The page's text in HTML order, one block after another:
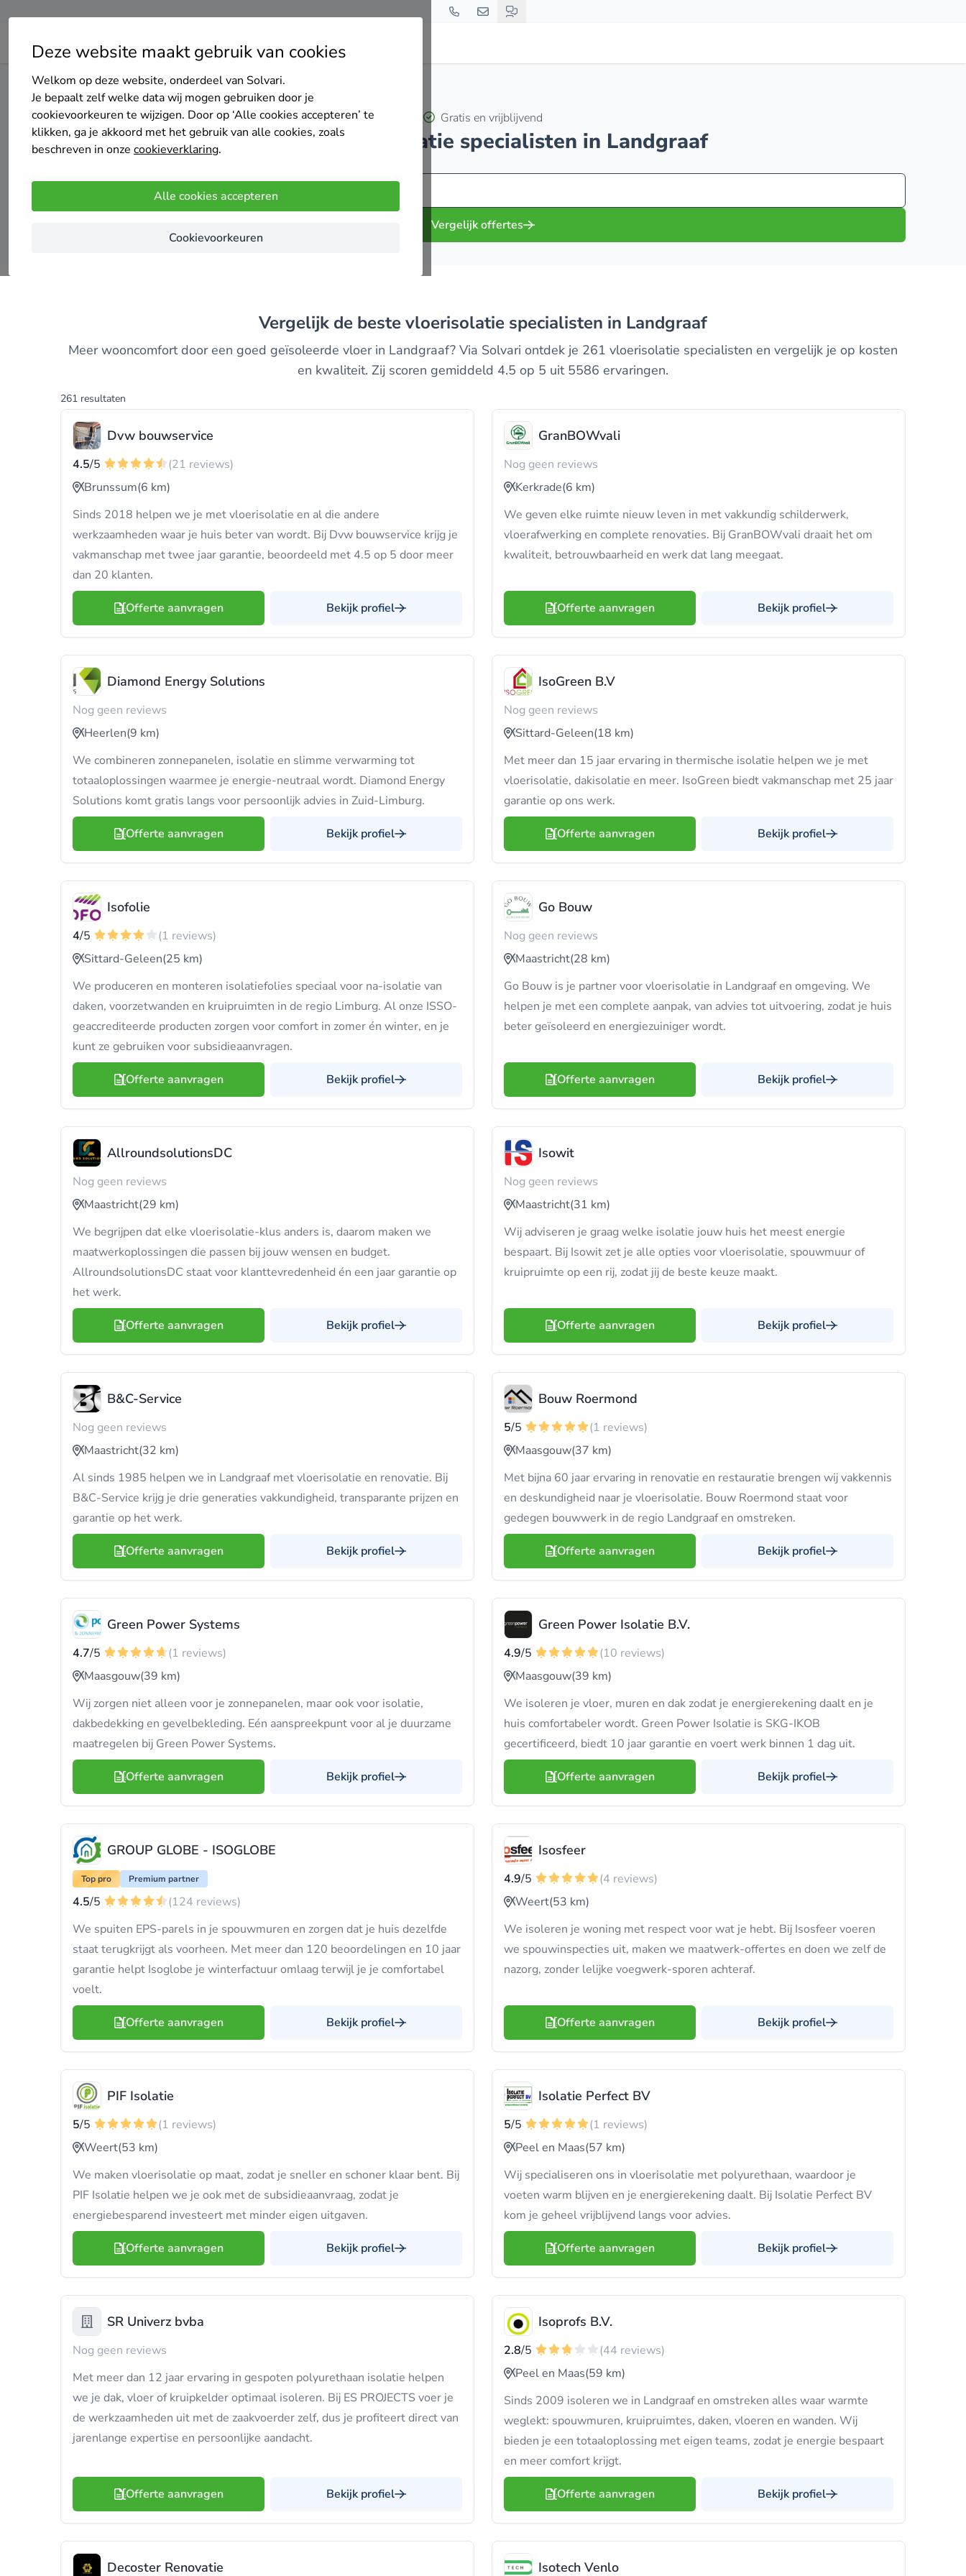
Deze website maakt gebruik van cookies
Welkom op deze website, onderdeel van Solvari.
Je bepaalt zelf welke data wij mogen gebruiken door je
cookievoorkeuren te wijzigen. Door op ‘Alle cookies accepteren’ te
klikken, ga je akkoord met het gebruik van alle cookies, zoals
beschreven in onze cookieverklaring.
Alle cookies accepteren
Cookievoorkeuren
Home Vloerisolatie Limburg Landgraaf
Gratis en vrijblijvend
Top 20 vloerisolatie specialisten in Landgraaf
Vergelijk offertes
Vergelijk de beste vloerisolatie specialisten in Landgraaf
Meer wooncomfort door een goed geïsoleerde vloer in Landgraaf? Via Solvari ontdek je 261 vloerisolatie specialisten en vergelijk je op kosten
en kwaliteit. Zij scoren gemiddeld 4.5 op 5 uit 5586 ervaringen.
261 resultaten
Dvw bouwservice
4.5/5
(21 reviews)
Brunssum(6 km)
Sinds 2018 helpen we je met vloerisolatie en al die andere
werkzaamheden waar je huis beter van wordt. Bij Dvw bouwservice krijg je
vakmanschap met twee jaar garantie, beoordeeld met 4.5 op 5 door meer
dan 20 klanten.
Offerte aanvragen Bekijk profiel
GranBOWvali
Nog geen reviews
Kerkrade(6 km)
We geven elke ruimte nieuw leven in met vakkundig schilderwerk,
vloerafwerking en complete renovaties. Bij GranBOWvali draait het om
kwaliteit, betrouwbaarheid en werk dat lang meegaat.
Offerte aanvragen Bekijk profiel
Diamond Energy Solutions
Nog geen reviews
Heerlen(9 km)
We combineren zonnepanelen, isolatie en slimme verwarming tot
totaaloplossingen waarmee je energie-neutraal wordt. Diamond Energy
Solutions komt gratis langs voor persoonlijk advies in Zuid-Limburg.
Offerte aanvragen Bekijk profiel
IsoGreen B.V
Nog geen reviews
Sittard-Geleen(18 km)
Met meer dan 15 jaar ervaring in thermische isolatie helpen we je met
vloerisolatie, dakisolatie en meer. IsoGreen biedt vakmanschap met 25 jaar
garantie op ons werk.
Offerte aanvragen Bekijk profiel
Isofolie
4/5
(1 reviews)
Sittard-Geleen(25 km)
We produceren en monteren isolatiefolies speciaal voor na-isolatie van
daken, voorzetwanden en kruipruimten in de regio Limburg. Al onze ISSO-
geaccrediteerde producten zorgen voor comfort in zomer én winter, en je
kunt ze gebruiken voor subsidieaanvragen.
Offerte aanvragen Bekijk profiel
Go Bouw
Nog geen reviews
Maastricht(28 km)
Go Bouw is je partner voor vloerisolatie in Landgraaf en omgeving. We
helpen je met een complete aanpak, van advies tot uitvoering, zodat je huis
beter geïsoleerd en energiezuiniger wordt.
Offerte aanvragen Bekijk profiel
AllroundsolutionsDC
Nog geen reviews
Maastricht(29 km)
We begrijpen dat elke vloerisolatie-klus anders is, daarom maken we
maatwerkoplossingen die passen bij jouw wensen en budget.
AllroundsolutionsDC staat voor klanttevredenheid én een jaar garantie op
het werk.
Offerte aanvragen Bekijk profiel
Isowit
Nog geen reviews
Maastricht(31 km)
Wij adviseren je graag welke isolatie jouw huis het meest energie
bespaart. Bij Isowit zet je alle opties voor vloerisolatie, spouwmuur of
kruipruimte op een rij, zodat jij de beste keuze maakt.
Offerte aanvragen Bekijk profiel
B&C-Service
Nog geen reviews
Maastricht(32 km)
Al sinds 1985 helpen we in Landgraaf met vloerisolatie en renovatie. Bij
B&C-Service krijg je drie generaties vakkundigheid, transparante prijzen en
garantie op het werk.
Offerte aanvragen Bekijk profiel
Bouw Roermond
5/5
(1 reviews)
Maasgouw(37 km)
Met bijna 60 jaar ervaring in renovatie en restauratie brengen wij vakkennis
en deskundigheid naar je vloerisolatie. Bouw Roermond staat voor
gedegen bouwwerk in de regio Landgraaf en omstreken.
Offerte aanvragen Bekijk profiel
Green Power Systems
4.7/5
(1 reviews)
Maasgouw(39 km)
Wij zorgen niet alleen voor je zonnepanelen, maar ook voor isolatie,
dakbedekking en gevelbekleding. Eén aanspreekpunt voor al je duurzame
maatregelen bij Green Power Systems.
Offerte aanvragen Bekijk profiel
Green Power Isolatie B.V.
4.9/5
(10 reviews)
Maasgouw(39 km)
We isoleren je vloer, muren en dak zodat je energierekening daalt en je
huis comfortabeler wordt. Green Power Isolatie is SKG-IKOB
gecertificeerd, biedt 10 jaar garantie en voert werk binnen 1 dag uit.
Offerte aanvragen Bekijk profiel
GROUP GLOBE - ISOGLOBE
Top pro Premium partner
4.5/5
(124 reviews)
We spuiten EPS-parels in je spouwmuren en zorgen dat je huis dezelfde
staat terugkrijgt als voorheen. Met meer dan 120 beoordelingen en 10 jaar
garantie helpt Isoglobe je winterfactuur omlaag terwijl je je comfortabel
voelt.
Offerte aanvragen Bekijk profiel
Isosfeer
4.9/5
(4 reviews)
Weert(53 km)
We isoleren je woning met respect voor wat je hebt. Bij Isosfeer voeren
we spouwinspecties uit, maken we maatwerk-offertes en doen we zelf de
nazorg, zonder lelijke voegwerk-sporen achteraf.
Offerte aanvragen Bekijk profiel
PIF Isolatie
5/5
(1 reviews)
Weert(53 km)
We maken vloerisolatie op maat, zodat je sneller en schoner klaar bent. Bij
PIF Isolatie helpen we je ook met de subsidieaanvraag, zodat je
energiebesparend investeert met minder eigen uitgaven.
Offerte aanvragen Bekijk profiel
Isolatie Perfect BV
5/5
(1 reviews)
Peel en Maas(57 km)
Wij specialiseren ons in vloerisolatie met polyurethaan, waardoor je
voeten warm blijven en je energierekening daalt. Bij Isolatie Perfect BV
kom je geheel vrijblijvend langs voor advies.
Offerte aanvragen Bekijk profiel
SR Univerz bvba
Nog geen reviews
Met meer dan 12 jaar ervaring in gespoten polyurethaan isolatie helpen
we je dak, vloer of kruipkelder optimaal isoleren. Bij ES PROJECTS voer je
de werkzaamheden uit met de zaakvoerder zelf, dus je profiteert direct van
jarenlange expertise en persoonlijke aandacht.
Offerte aanvragen Bekijk profiel
Isoprofs B.V.
2.8/5
(44 reviews)
Peel en Maas(59 km)
Sinds 2009 isoleren we in Landgraaf en omstreken alles waar warmte
weglekt: spouwmuren, kruipruimtes, daken, vloeren en wanden. Wij
bieden je een totaaloplossing met eigen teams, zodat je energie bespaart
en meer comfort krijgt.
Offerte aanvragen Bekijk profiel
Decoster Renovatie Isotech Venlo